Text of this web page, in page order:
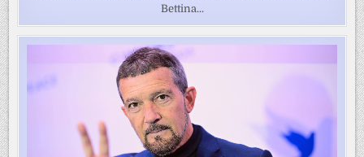
Bettina...